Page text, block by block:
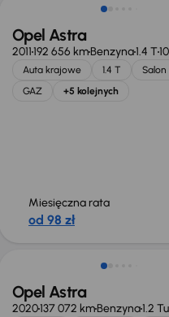
Opel Astra
2011192 656 kmBenzyna1.4 T
Auta krajowe 1.4 T
Salon
GAZ
+5 kolejnych
Miesięczna rata
od 98 zł
Extra zniżka 2 200 zł
Opel Astra
2020137 072 kmBenzyna1.2